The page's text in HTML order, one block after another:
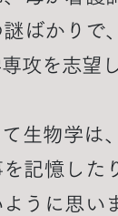
ばかりで
攻を志望
生物学は
記憶した
うに思い